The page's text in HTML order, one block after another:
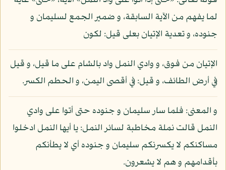
لما يفهم من الآية السابقة، و ضمير الجمع لسليمان و
جنوده، و تعدية الإتيان بعلى قيل: لكون
الإتيان من فوق، و وادي النمل واد بالشام على ما قيل، و قيل
في أرض الطائف، و قيل: في أقصى اليمن، و الحطم الكسر.
و المعنى: فلما سار سليمان و جنوده حتى أتوا على وادي
النمل قالت نملة مخاطبة لسائر النمل: يا أيها النمل ادخلوا
مساكنكم لا يكسرنكم سليمان و جنوده أي لا يطأنكم
بأقدامهم و هم لا يشعرون.